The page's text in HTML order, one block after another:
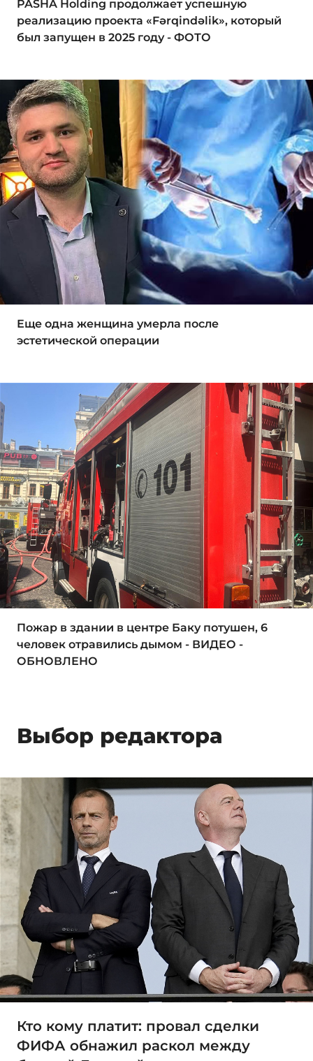
PASHA Holding продолжает успешную
реализацию проекта «Fərqindəlik», который
был запущен в 2025 году - ФОТО
Еще одна женщина умерла после
эстетической операции
Пожар в здании в центре Баку потушен, 6
человек отравились дымом - ВИДЕО -
ОБНОВЛЕНО
Выбор редактора
Кто кому платит: провал сделки
ФИФА обнажил раскол между